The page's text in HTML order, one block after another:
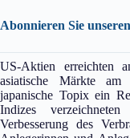
Abonnieren Sie
US-Aktien erreichten
asiatische Märkte
japanische Topix ein
Indizes
Verbesserung des